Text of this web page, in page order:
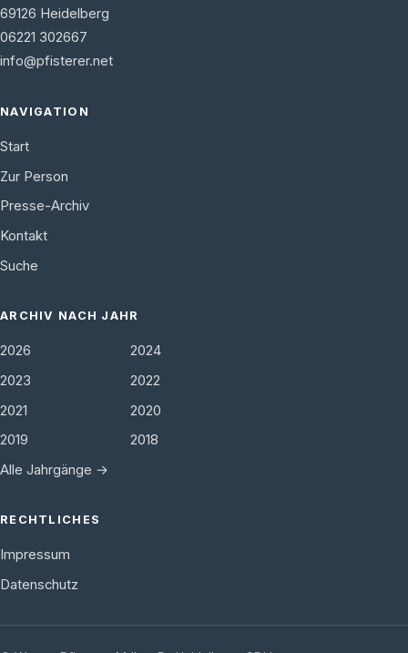
69126 Heidelberg
06221 302667
info@pfisterer.net
NAVIGATION
Start
Zur Person
Presse-Archiv
Kontakt
Suche
ARCHIV NACH JAHR
2026
2024
2023
2022
2021
2020
2019
2018
Alle Jahrgänge →
RECHTLICHES
Impressum
Datenschutz